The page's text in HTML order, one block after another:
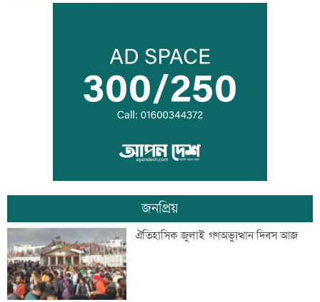
এক দিনের ব্যবধানে কমলো স্বর্ণের দাম, আজ
থেকেই কার্যকর
বগি লাইনচ্যুত, ঢাকা-ময়মনসিংহ রেল চলাচল
বন্ধ
যৌথ প্রতিরক্ষা চুক্তি স্বাক্ষরের পথে সৌদি-
তুরস্ক-পাকিস্তান
জনপ্রিয়
ঐতিহাসিক জুলাই গণঅভ্যুত্থান দিবস আজ